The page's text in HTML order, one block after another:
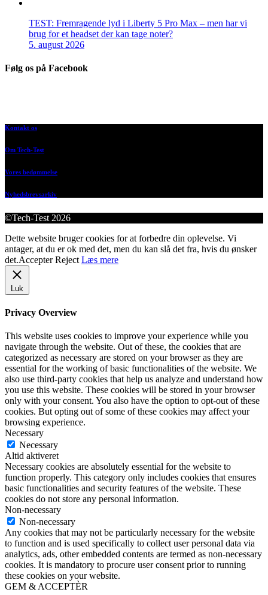
TEST: Fremragende lyd i Liberty 5 Pro Max – men har vi
brug for et headset der kan tage noter?
5. august 2026
Følg os på Facebook
Kontakt os
Om Tech-Test
Vores bedømmelse
Nyhedsbrevsarkiv
©Tech-Test 2026
Dette website bruger cookies for at forbedre din oplevelse. Vi
antager, at du er ok med det, men du kan slå det fra, hvis du ønsker
det.Accepter Reject Læs mere
Luk
Privacy Overview
This website uses cookies to improve your experience while you
navigate through the website. Out of these, the cookies that are
categorized as necessary are stored on your browser as they are
essential for the working of basic functionalities of the website. We
also use third-party cookies that help us analyze and understand how
you use this website. These cookies will be stored in your browser
only with your consent. You also have the option to opt-out of these
cookies. But opting out of some of these cookies may affect your
browsing experience.
Necessary
Necessary
Altid aktiveret
Necessary cookies are absolutely essential for the website to
function properly. This category only includes cookies that ensures
basic functionalities and security features of the website. These
cookies do not store any personal information.
Non-necessary
Non-necessary
Any cookies that may not be particularly necessary for the website
to function and is used specifically to collect user personal data via
analytics, ads, other embedded contents are termed as non-necessary
cookies. It is mandatory to procure user consent prior to running
these cookies on your website.
GEM & ACCEPTÈR